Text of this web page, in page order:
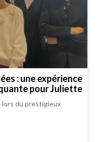
: une expérience
pour Juliette
du prestigieux